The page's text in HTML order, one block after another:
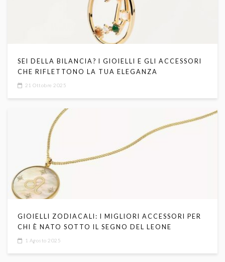
SEI DELLA BILANCIA? I GIOIELLI E GLI ACCESSORI
CHE RIFLETTONO LA TUA ELEGANZA
21 Ottobre 2025
GIOIELLI ZODIACALI: I MIGLIORI ACCESSORI PER
CHI È NATO SOTTO IL SEGNO DEL LEONE
1 Agosto 2025